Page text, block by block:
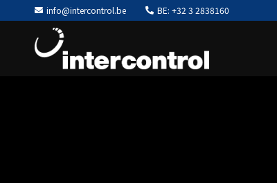
info@intercontrol.be BE: +32 3 2838160